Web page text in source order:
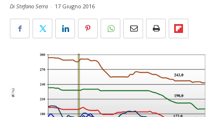
Di Stefano Serra - 17 Giugno 2016